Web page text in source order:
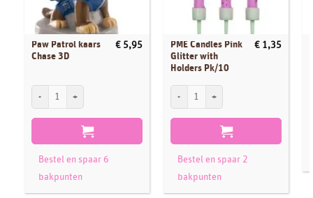
Paw Patrol kaars
Chase 3D
€ 5,95
Paw Patrol kaars Chase 3D aantal
Bestel en spaar 6
bakpunten
PME Candles Pink
Glitter with
Holders Pk/10
€ 1,35
PME Candles Pink Glitter with Holders
Bestel en spaar 2
bakpunten